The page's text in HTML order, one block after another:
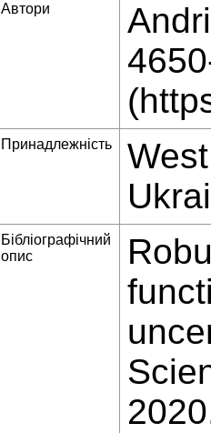
Автори
Принадлежність
Бібліографічний
опис